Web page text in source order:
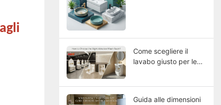
Come scegliere il
lavabo giusto per le
Guida alle dimensioni